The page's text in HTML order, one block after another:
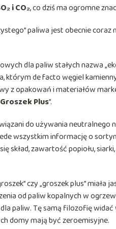
i CO₂, co dziś ma ogromne
paliwa jest obecnie
dla paliw stałych nazwa
którym de facto węgiel
z opakowań i materiałów
Groszek Plus”.
do używania
wszystkim informację o
skład, zawartość popiołu,
czy „groszek plus” miała
od paliw kopalnych w
paliw. Tę samą filozofię
domy mają być zeroemisyjne.